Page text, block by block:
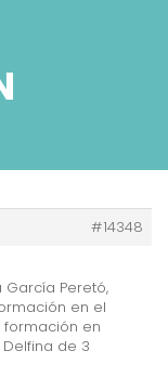
#14348
García Peretó,
en el
formación en
Delfina de 3